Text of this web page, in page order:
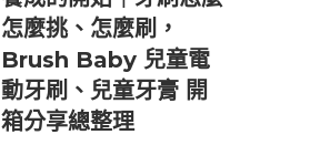
怎麼挑、怎麼刷，
Brush Baby 兒童電
動牙刷、兒童牙膏 開
箱分享總整理